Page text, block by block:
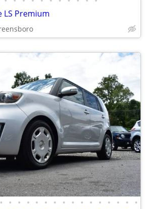
LS Premium
• • • • • • • • • • • • • • • •